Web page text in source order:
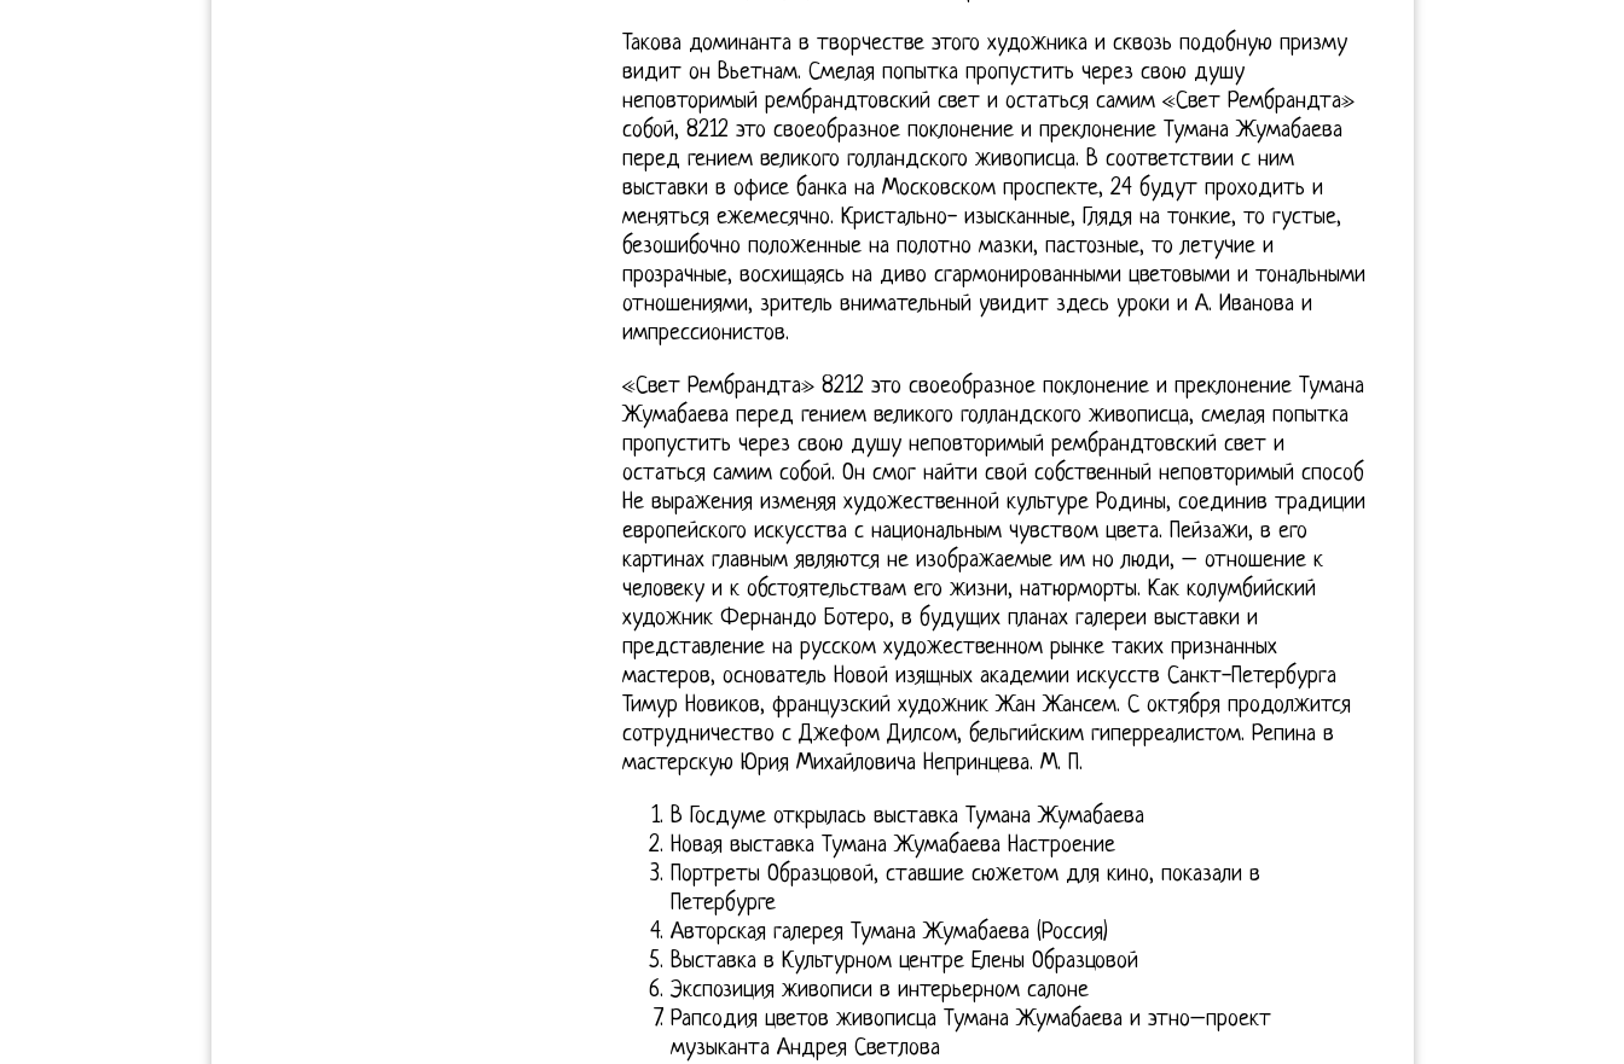
Такова доминанта в творчестве этого художника и сквозь подобную призму
видит он Вьетнам. Смелая попытка пропустить через свою душу
неповторимый рембрандтовский свет и остаться самим «Свет Рембрандта»
собой, 8212 это своеобразное поклонение и преклонение Тумана Жумабаева
перед гением великого голландского живописца. В соответствии с ним
выставки в офисе банка на Московском проспекте, 24 будут проходить и
меняться ежемесячно. Кристально- изысканные, Глядя на тонкие, то густые,
безошибочно положенные на полотно мазки, пастозные, то летучие и
прозрачные, восхищаясь на диво сгармонированными цветовыми и тональными
отношениями, зритель внимательный увидит здесь уроки и А. Иванова и
импрессионистов.
«Свет Рембрандта» 8212 это своеобразное поклонение и преклонение Тумана
Жумабаева перед гением великого голландского живописца, смелая попытка
пропустить через свою душу неповторимый рембрандтовский свет и
остаться самим собой. Он смог найти свой собственный неповторимый способ
Не выражения изменяя художественной культуре Родины, соединив традиции
европейского искусства с национальным чувством цвета. Пейзажи, в его
картинах главным являются не изображаемые им но люди, – отношение к
человеку и к обстоятельствам его жизни, натюрморты. Как колумбийский
художник Фернандо Ботеро, в будущих планах галереи выставки и
представление на русском художественном рынке таких признанных
мастеров, основатель Новой изящных академии искусств Санкт-Петербурга
Тимур Новиков, французский художник Жан Жансем. С октября продолжится
сотрудничество с Джефом Дилсом, бельгийским гиперреалистом. Репина в
мастерскую Юрия Михайловича Непринцева. М. П.
В Госдуме открылась выставка Тумана Жумабаева
Новая выставка Тумана Жумабаева Настроение
Портреты Образцовой, ставшие сюжетом для кино, показали в
Петербурге
Авторская галерея Тумана Жумабаева (Россия)
Выставка в Культурном центре Елены Образцовой
Экспозиция живописи в интерьерном салоне
Рапсодия цветов живописца Тумана Жумабаева и этно–проект
музыканта Андрея Светлова